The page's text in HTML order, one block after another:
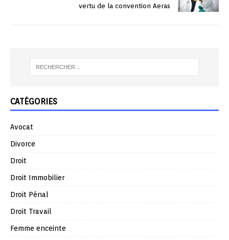
vertu de la convention Aeras
CATÉGORIES
Avocat
Divorce
Droit
Droit Immobilier
Droit Pénal
Droit Travail
Femme enceinte